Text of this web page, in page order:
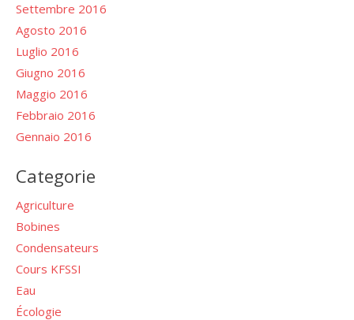
Settembre 2016
Agosto 2016
Luglio 2016
Giugno 2016
Maggio 2016
Febbraio 2016
Gennaio 2016
Categorie
Agriculture
Bobines
Condensateurs
Cours KFSSI
Eau
Écologie